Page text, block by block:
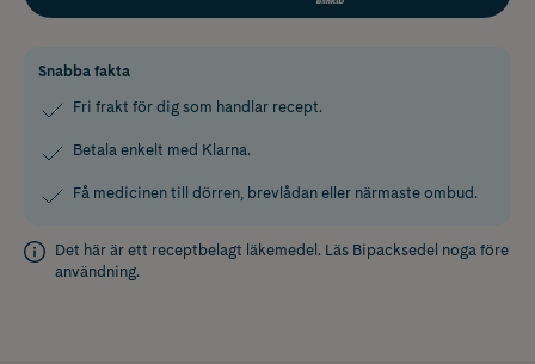
Snabba fakta
Fri frakt för dig som handlar recept.
Betala enkelt med Klarna.
Få medicinen till dörren, brevlådan eller närmaste ombud.
Det här är ett receptbelagt läkemedel. Läs Bipacksedel noga före
användning.